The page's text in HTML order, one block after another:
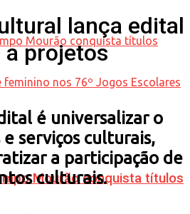
Mourão conquista títulos
lança edital
projetos
é universalizar o
e serviços culturais,
a participação de
culturais.